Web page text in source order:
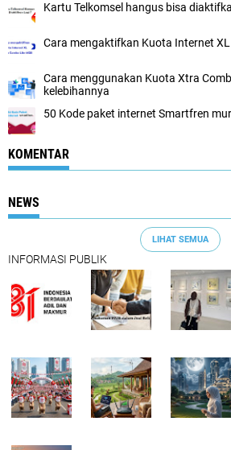
Kartu Telkomsel hangus bisa
Cara mengaktifkan Kuota Internet
Cara menggunakan Kuota Xtra
kelebihannya
50 Kode paket internet Smartfren
KOMENTAR
NEWS
LIHAT SEMUA
INFORMASI PUBLIK